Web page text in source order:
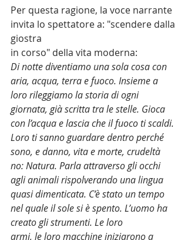
Per questa ragione, la voce narrante
invita lo spettatore a: "scendere dalla
giostra
in corso" della vita moderna:
Di notte diventiamo una sola cosa con
aria, acqua, terra e fuoco. Insieme a
loro rileggiamo la storia di ogni
giornata, già scritta tra le stelle. Gioca
con l’acqua e lascia che il fuoco ti scaldi.
Loro ti sanno guardare dentro perché
sono, e danno, vita e morte, crudeltà
no: Natura. Parla attraverso gli occhi
agli animali rispolverando una lingua
quasi dimenticata. C’è stato un tempo
nel quale il sole si è spento. L’uomo ha
creato gli strumenti. Le loro
armi, le loro macchine iniziarono a